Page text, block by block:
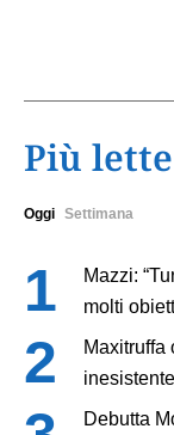
Più lette
Oggi Settimana
Mazzi:
molti
Maxitruffa
inesistente
Debutta